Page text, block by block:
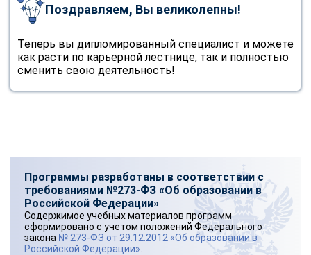
Поздравляем, Вы великолепны!
Теперь вы дипломированный специалист и можете
как расти по карьерной лестнице, так и полностью
сменить свою деятельность!
Программы разработаны в соответствии с
требованиями №273-ФЗ «Об образовании в
Российской Федерации»
Содержимое учебных материалов программ
сформировано с учетом положений Федерального
закона № 273-ФЗ от 29.12.2012 «Об образовании в
Российской Федерации»